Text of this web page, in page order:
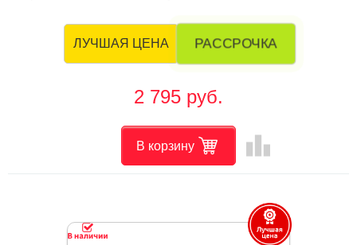
ЛУЧШАЯ ЦЕНА РАССРОЧКА
2 795 руб.
В корзину leaderboard